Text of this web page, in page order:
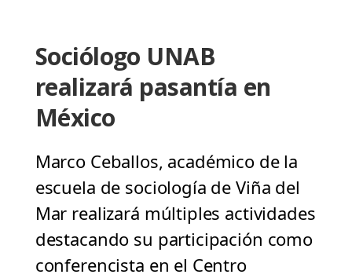
Sociólogo UNAB
realizará pasantía en
México
Marco Ceballos, académico de la
escuela de sociología de Viña del
Mar realizará múltiples actividades
destacando su participación como
conferencista en el Centro